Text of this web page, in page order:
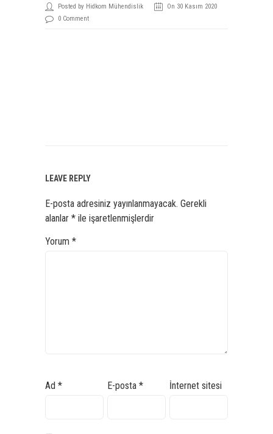
Posted by Hidkom Mühendislik
On 30 Kasım 2020
0 Comment
LEAVE REPLY
E-posta adresiniz yayınlanmayacak. Gerekli
alanlar * ile işaretlenmişlerdir
Yorum *
Ad * E-posta * İnternet sitesi